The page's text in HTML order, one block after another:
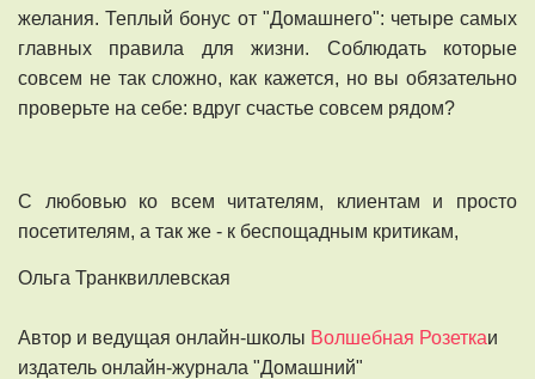
желания. Теплый бонус от "Домашнего": четыре самых
главных правила для жизни. Соблюдать которые
совсем не так сложно, как кажется, но вы обязательно
проверьте на себе: вдруг счастье совсем рядом?
С любовью ко всем читателям, клиентам и просто
посетителям, а так же - к беспощадным критикам,
Ольга Транквиллевская
Автор и ведущая онлайн-школы Волшебная Розеткаи
издатель онлайн-журнала "Домашний"